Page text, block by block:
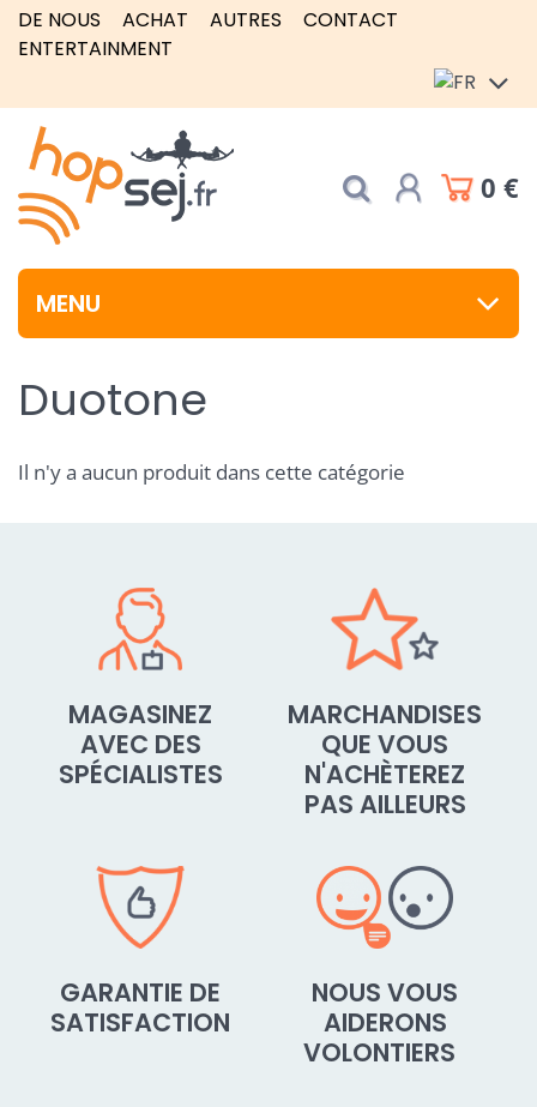
DE NOUS ACHAT AUTRES
CONTACT
ENTERTAINMENT
0 €
MENU
Duotone
Il n'y a aucun produit dans cette catégorie
MAGASINEZ
AVEC DES
SPÉCIALISTES
MARCHANDISES
QUE VOUS
N'ACHÈTEREZ
PAS AILLEURS
GARANTIE DE
SATISFACTION
NOUS VOUS
AIDERONS
VOLONTIERS